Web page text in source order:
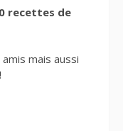
recettes de
mais aussi